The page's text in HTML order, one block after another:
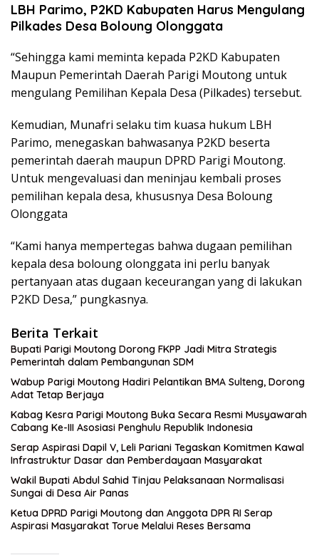
LBH Parimo, P2KD Kabupaten Harus Mengulang
Pilkades Desa Boloung Olonggata
“Sehingga kami meminta kepada P2KD Kabupaten
Maupun Pemerintah Daerah Parigi Moutong untuk
mengulang Pemilihan Kepala Desa (Pilkades) tersebut.
Kemudian, Munafri selaku tim kuasa hukum LBH
Parimo, menegaskan bahwasanya P2KD beserta
pemerintah daerah maupun DPRD Parigi Moutong.
Untuk mengevaluasi dan meninjau kembali proses
pemilihan kepala desa, khususnya Desa Boloung
Olonggata
“Kami hanya mempertegas bahwa dugaan pemilihan
kepala desa boloung olonggata ini perlu banyak
pertanyaan atas dugaan keceurangan yang di lakukan
P2KD Desa,” pungkasnya.
Berita Terkait
Bupati Parigi Moutong Dorong FKPP Jadi Mitra Strategis
Pemerintah dalam Pembangunan SDM
Wabup Parigi Moutong Hadiri Pelantikan BMA Sulteng, Dorong
Adat Tetap Berjaya
Kabag Kesra Parigi Moutong Buka Secara Resmi Musyawarah
Cabang Ke-III Asosiasi Penghulu Republik Indonesia
Serap Aspirasi Dapil V, Leli Pariani Tegaskan Komitmen Kawal
Infrastruktur Dasar dan Pemberdayaan Masyarakat
Wakil Bupati Abdul Sahid Tinjau Pelaksanaan Normalisasi
Sungai di Desa Air Panas
Ketua DPRD Parigi Moutong dan Anggota DPR RI Serap
Aspirasi Masyarakat Torue Melalui Reses Bersama